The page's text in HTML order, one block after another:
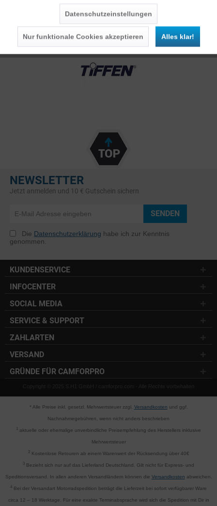
NEWSLETTER
Jetzt anmelden und 10 € Gutschein sichern
SENDEN
Die Datenschutzerklärung habe ich zur Kenntnis
genommen.
KUNDENSERVICE
INFOCENTER
SOCIAL MEDIA
SERVICE & SUPPORT
ZAHLARTEN
VERSAND
GRÜNDE FÜR CAMFORPRO
Copyright © 2025 S.H1 GmbH / camforpro.com - Alle Rechte vorbehalten
* Alle Preise inkl. gesetzl. Mehrwertsteuer zzgl. Versandkosten und ggf.
Nachnahmegebühren, wenn nicht anders beschrieben
1 aktuelle oder ehemalige unverbindliche Preisempfehlung des Herstellers inklusive
Mehrwertsteuer
2Kostenlose Retouren ab einem Warenwert der Rücksendung über 40€
3 Bezieht sich nur auf das Lieferland Deutschland. Gilt nicht für Express- und
Speditionsversand. In allen anderen Versandländern können die Versandkosten abweichen.
4 Bei der Versandart Motorradspedition beträgt die Lieferzeit bei sofort verfügbarer Ware
circa 12 – 18 Werktage. Für eine exakte Terminabsprache wird sich die Spedition mit Dir in
Datenschutzeinstellungen
Nur funktionale Cookies akzeptieren Alles klar!